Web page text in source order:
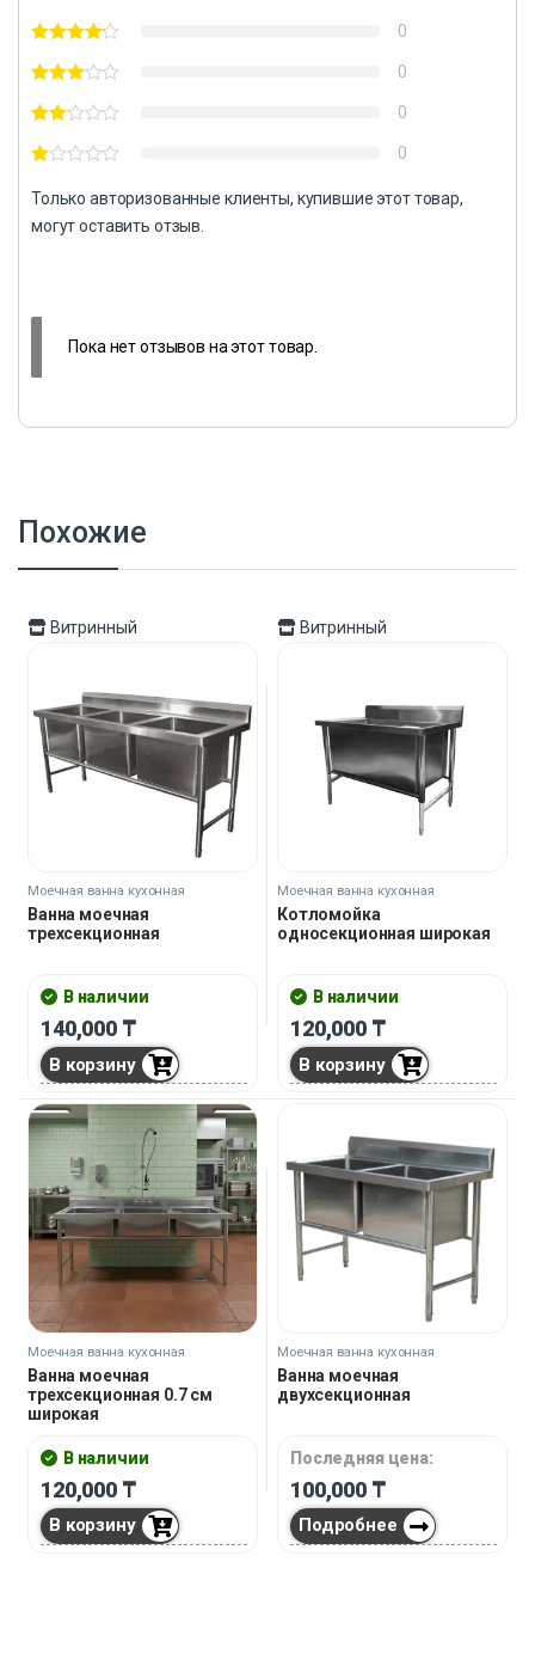
0
0
0
0
Только авторизованные клиенты, купившие этот товар,
могут оставить отзыв.
Пока нет отзывов на этот товар.
Похожие
Витринный
Моечная ванна кухонная
Ванна моечная
трехсекционная
В наличии
140,000 ₸
В корзину
Витринный
Моечная ванна кухонная
Котломойка
односекционная широкая
В наличии
120,000 ₸
В корзину
Моечная ванна кухонная
Ванна моечная
трехсекционная 0.7 см
широкая
В наличии
120,000 ₸
В корзину
Моечная ванна кухонная
Ванна моечная
двухсекционная
Последняя цена:
100,000 ₸
Подробнее